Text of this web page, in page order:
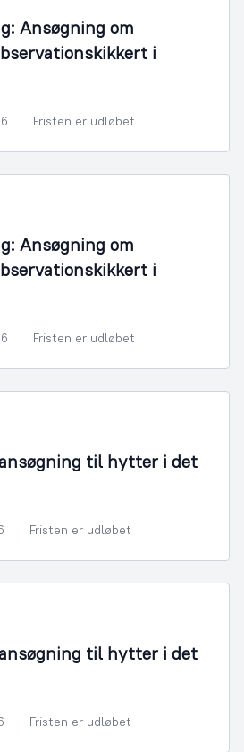
Ansøgning om
i
Fristen er udløbet
Ansøgning om
i
Fristen er udløbet
til hytter i det
Fristen er udløbet
til hytter i det
Fristen er udløbet